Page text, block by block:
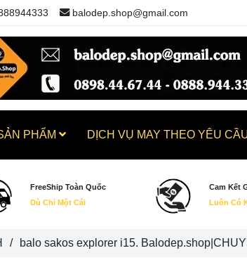
/ balo sakos explorer i15.
balodep.shop@gmail.com
PHẨM DỊCH VỤ MAY THEO YÊU
FreeShip Toàn Quốc
Dù Chỉ Một Cái
Cam Kết
Luôn Có